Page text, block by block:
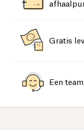
Gratis
Een